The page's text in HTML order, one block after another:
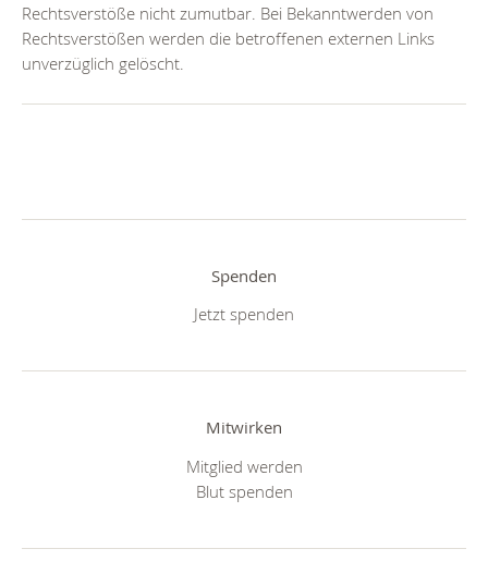
Rechtsverstöße nicht zumutbar. Bei Bekanntwerden von
Rechtsverstößen werden die betroffenen externen Links
unverzüglich gelöscht.
Spenden
Jetzt spenden
Mitwirken
Mitglied werden
Blut spenden